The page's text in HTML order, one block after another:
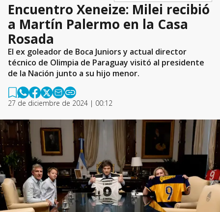
Encuentro Xeneize: Milei recibió
a Martín Palermo en la Casa
Rosada
El ex goleador de Boca Juniors y actual director
técnico de Olimpia de Paraguay visitó al presidente
de la Nación junto a su hijo menor.
27 de diciembre de 2024 | 00:12